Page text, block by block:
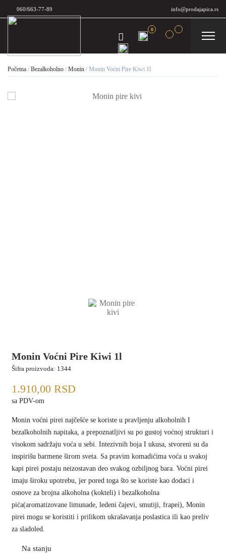
060/663-77-89 info@prodajapica.rs
0
Početna / Bezalkoholno / Monin / Monin Voćni Pire Kiwi 1l
Monin Voćni Pire Kiwi 1l
Šifra proizvoda: 1344
1.910,00RSD
sa PDV-om
Monin voćni pirei najčešće se koriste u pravljenju alkoholnih I
bezalkoholnih napitaka, a prepoznatljivi su po gustoj voćnoj strukturi i
visokom sadržaju voća u sebi. Intezivnih boja I ukusa, stvoreni su da
inspirišu barmene širom sveta. Sa pravim komadićima voća u svakoj
kapi pirei postaju neizostavan deo svakog ozbiljnog bara. Voćni pirei
imaju široku upotrebu, jer pored toga što se koriste kao dodaci i
osnove za brojna alkoholna (kokteli) i bezalkoholna
pića(aromatizovane limunade, ledeni čajevi, smutiji, frapei), Monin
pirei mogu se koristiti i prilikom ukrašavanja poslastica ili kao preliv
za sladoled.